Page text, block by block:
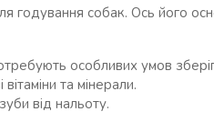
годування собак. Ось його
особливих умов
та мінерали.
від нальоту.